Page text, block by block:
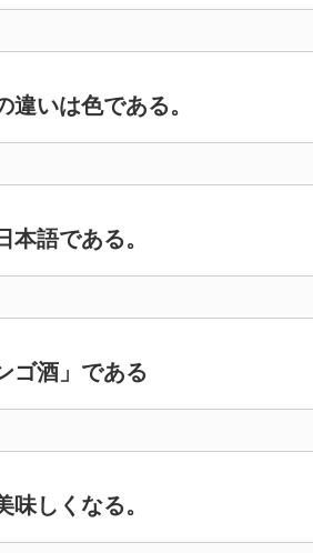
いは色である。
語である。
ゴ酒」である
しくなる。